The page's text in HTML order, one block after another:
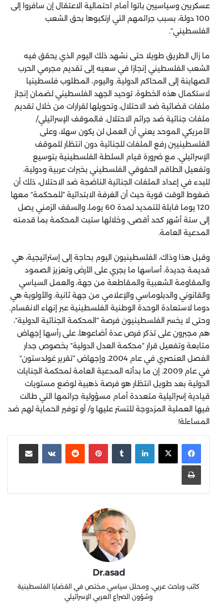
عسكريين وسياسيين باتوا أمام احتمالية الاعتقال إن سافروا إلى
100 دولة، بسبب جرائمهم التي ارتكبوها بحق الشعب
الفلسطيني”.
ما زال الطريق طويلا حتى نشهد ذلك اليوم الذي يحقق فيه
الشعب الفلسطيني إنجازا في سعيه إلى تقديم مجرمي الحرب
الصهاينة إلى المحاكم الدولية. واليوم، المطلوب فلسطينيا
لاستكمال هذه الخطوة، توحيد الجهد الفلسطيني لضمان إنجاز
ملفات قضائية ضد الاحتلال، وتحويلها لقرارات من خلال تقديم
ملفات جنائية ضد جرائم الاحتلال. فالموقف الإسرائيلي/
الأمريكي الموحد يعني أن العمل لن يكون سهلا، وعلى
الفلسطينيين رفع الملفات للجنائية دون انتظار للموقف
الإسرائيلي، مع ضرورة قيام السلطة الفلسطينية بتوسيع
وتفعيل الطاقم الحقوقي الفلسطيني بخبرات عربية ودولية،
للبدء في إعداد الملفات الجنائية الناضجة ضد الاحتلال، ذلك أن
ضغوط الوقت قوية حيث أن الغرفة الابتدائية “للمحكمة” معها
120 يوما قابلة للتمديد لمدة 60 يوما، والسقف الزمني يصل
إلى ستة أشهر كحد أقصى، وخلالها ستبت المحكمة بما قدمته
المدعية العامة.
وقبل هذا وذاك، الفلسطينيون اليوم بحاجة إلى إستراتيجية، هي
قديمة جديدة، أساسها ما يجري على الأرض وتعزيز الصمود
والمقاومة الشعبية والمقاطعة من جهة، والعمل السياسي
والقانوني والدبلوماسي والإعلامي من جهة ثانية. والأولوية هي
دوما لاستعادة الوحدة الوطنية الفلسطينية عبر إنهاء الانقسام.
وحتى لا يخسر الفلسطينيون فرصة “المحكمة الجنائية الدولية”،
هم مجبرون على تذكر فرص عدة أضاعوها، على رأسها إجهاض
متابعة وتفعيل قرار “محكمة العدل الدولية” بخصوص جدار
الفصل العنصري في عام 2004، وإجهاض “تقرير غولدستون”
في عام 2009. إن ما بدأته المدعية العامة لمحكمة الجنايات
الدولية بعد طويل انتظار هو فرصة ذهبية لوضع مستويات
قيادية إسرائيلية متعددة أمام مسؤولية جرائمها التي طالت
فيها العملية المزدوجة للتستر عليها و/ أو توفير الحماية لهم ضد
المساءلة!
لينكدإن بينتيريست
Dr.asad
كاتب وباحث عربي، ومحلل سياسي مختص في القضايا الفلسطينية
وشؤون الصراع العربي الإسرائيلي